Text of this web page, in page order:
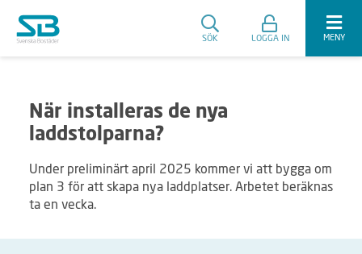
SÖK LOGGA IN MENY
När installeras de nya
laddstolparna?
Under preliminärt april 2025 kommer vi att bygga om
plan 3 för att skapa nya laddplatser. Arbetet beräknas
ta en vecka.